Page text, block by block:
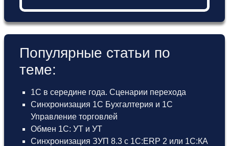
Популярные статьи по
теме:
1С в середине года. Сценарии перехода
Синхронизация 1С Бухгалтерия и 1С
Управление торговлей
Обмен 1С: УТ и УТ
Синхронизация ЗУП 8.3 с 1С:ERP 2 или 1С:КА